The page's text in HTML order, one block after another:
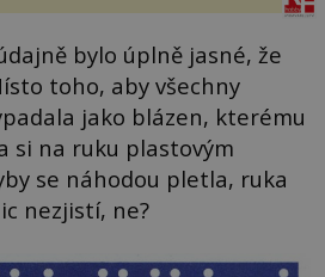
bylo úplně jasné, že
toho, aby všechny
jako blázen, kterému
si na ruku plastovým
se náhodou pletla, ruka
nezjistí, ne?